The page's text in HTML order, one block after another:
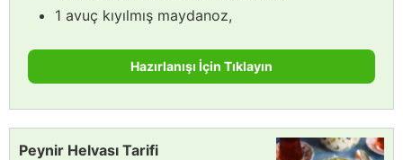
1 avuç kıyılmış maydanoz,
Hazırlanışı İçin Tıklayın
Peynir Helvası Tarifi